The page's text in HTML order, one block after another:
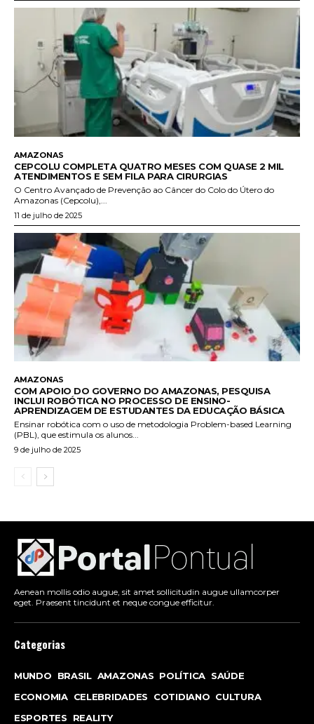
AMAZONAS
CEPCOLU COMPLETA QUATRO MESES COM QUASE 2 MIL
ATENDIMENTOS E SEM FILA PARA CIRURGIAS
O Centro Avançado de Prevenção ao Câncer do Colo do Útero do
Amazonas (Cepcolu),...
11 de julho de 2025
AMAZONAS
COM APOIO DO GOVERNO DO AMAZONAS, PESQUISA
INCLUI ROBÓTICA NO PROCESSO DE ENSINO-
APRENDIZAGEM DE ESTUDANTES DA EDUCAÇÃO BÁSICA
Ensinar robótica com o uso de metodologia Problem-based Learning
(PBL), que estimula os alunos...
9 de julho de 2025
Aenean mollis odio augue, sit amet sollicitudin augue ullamcorper
eget. Praesent tincidunt et neque congue efficitur.
Categorias
MUNDO BRASIL AMAZONAS POLÍTICA SAÚDE
ECONOMIA CELEBRIDADES COTIDIANO CULTURA
ESPORTES
REALITY